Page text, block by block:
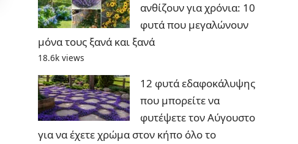
ανθίζουν για χρόνια: 10
φυτά που μεγαλώνουν
μόνα τους ξανά και ξανά
18.6k views
12 φυτά εδαφοκάλυψης
που μπορείτε να
φυτέψετε τον Αύγουστο
για να έχετε χρώμα στον κήπο όλο το